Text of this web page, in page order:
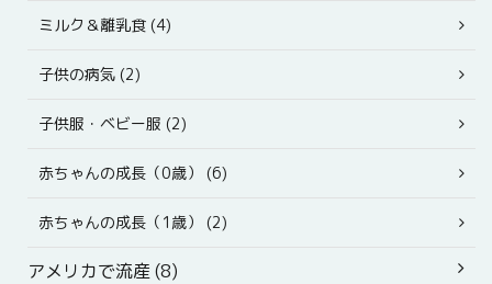
ミルク＆離乳食 (4)
子供の病気 (2)
子供服・ベビー服 (2)
赤ちゃんの成長（0歳） (6)
赤ちゃんの成長（1歳） (2)
アメリカで流産 (8)